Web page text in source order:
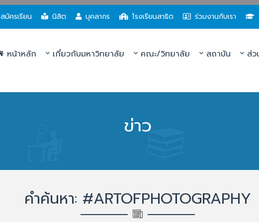
สมัครเรียน นิสิต บุคลากร โรงเรียนสาธิต ร่วมงานกับเรา
หน้าหลัก เกี่ยวกับมหาวิทยาลัย คณะ/วิทยาลัย สถาบัน ส่ว
ข่าว
คำค้นหา: #ARTOFPHOTOGRAPHY